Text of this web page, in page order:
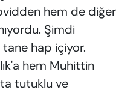
hem de diğer
Şimdi
tane hap içiyor.
hem Muhittin
tutuklu ve